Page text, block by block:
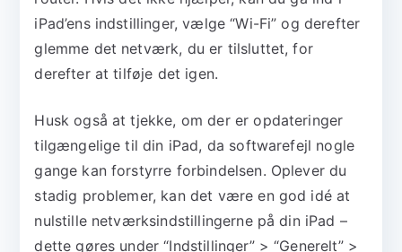
iPad’ens indstillinger, vælge “Wi-Fi” og derefter
glemme det netværk, du er tilsluttet, for
derefter at tilføje det igen.
Husk også at tjekke, om der er opdateringer
tilgængelige til din iPad, da softwarefejl nogle
gange kan forstyrre forbindelsen. Oplever du
stadig problemer, kan det være en god idé at
nulstille netværksindstillingerne på din iPad –
dette gøres under “Indstillinger” > “Generelt” >